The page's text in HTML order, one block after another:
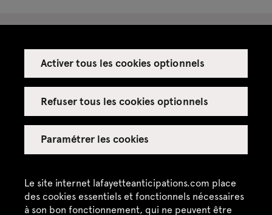
Le site internet lafayetteanticipations.com place
des cookies essentiels et fonctionnels nécessaires
à son bon fonctionnement, qui ne peuvent être
Activer tous les cookies optionnels
Refuser tous les cookies optionnels
Paramétrer les cookies
Espace presse
Espace enseignant·es
Espace privatisations
Crédits
Mentions légales
Politique de confidentialité